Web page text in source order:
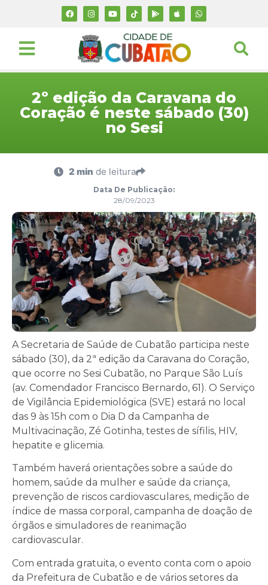
2º edição da Caravana do
Coração é neste sábado (30)
no Sesi
2 min de leitura
Data De Publicação:
28/09/2023
A Secretaria de Saúde de Cubatão participa neste
sábado (30), da 2ª edição da Caravana do Coração,
que ocorre no Sesi Cubatão, no Parque São Luís
(av. Comendador Francisco Bernardo, 61). O Serviço
de Vigilância Epidemiológica (SVE) estará no local
das 9 às 15h com o Dia D da Campanha de
Multivacinação, Zé Gotinha, testes de sífilis, HIV,
hepatite e glicemia.
Também haverá orientações sobre a saúde do
homem, saúde da mulher e saúde da criança,
prevenção de riscos cardiovasculares, medição de
índice de massa corporal, campanha de doação de
órgãos e simuladores de reanimação
cardiovascular.
Com entrada gratuita, o evento conta com o apoio
da Prefeitura de Cubatão e de vários setores da